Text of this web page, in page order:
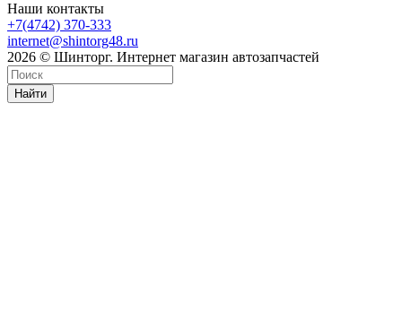
Наши контакты
+7(4742) 370-333
internet@shintorg48.ru
2026 © Шинторг. Интернет магазин автозапчастей
Найти